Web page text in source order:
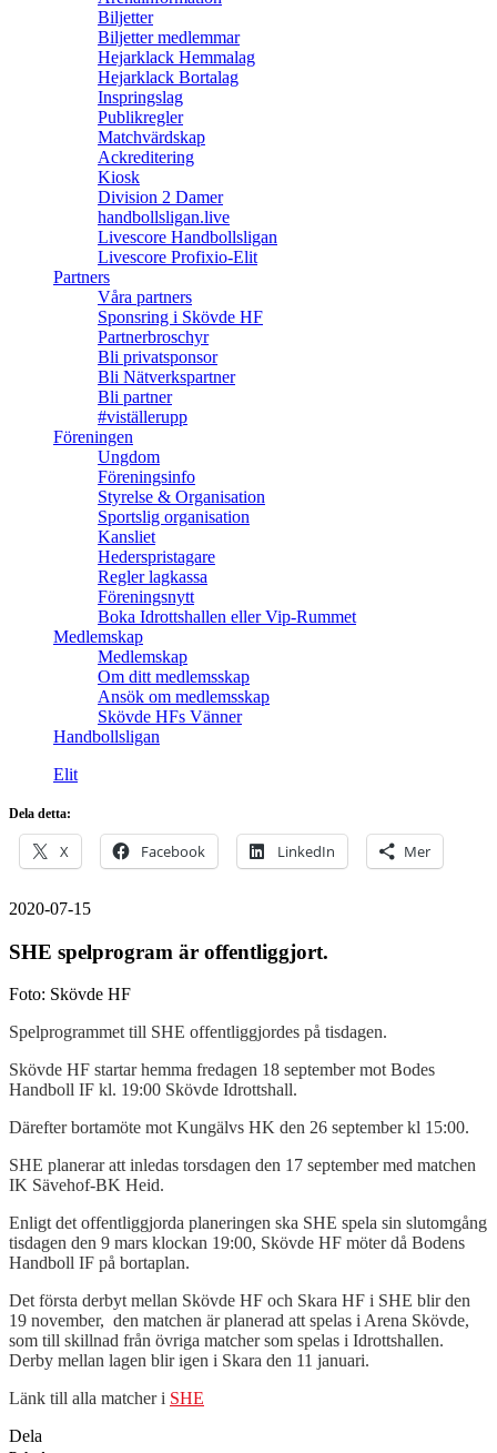
Biljetter
Biljetter medlemmar
Hejarklack Hemmalag
Hejarklack Bortalag
Inspringslag
Publikregler
Matchvärdskap
Ackreditering
Kiosk
Division 2 Damer
handbollsligan.live
Livescore Handbollsligan
Livescore Profixio-Elit
Partners
Våra partners
Sponsring i Skövde HF
Partnerbroschyr
Bli privatsponsor
Bli Nätverkspartner
Bli partner
#viställerupp
Föreningen
Ungdom
Föreningsinfo
Styrelse & Organisation
Sportslig organisation
Kansliet
Hederspristagare
Regler lagkassa
Föreningsnytt
Boka Idrottshallen eller Vip-Rummet
Medlemskap
Medlemskap
Om ditt medlemsskap
Ansök om medlemsskap
Skövde HFs Vänner
Handbollsligan
Elit
Dela detta:
X Facebook LinkedIn Mer
2020-07-15
SHE spelprogram är offentliggjort.
Foto: Skövde HF
Spelprogrammet till SHE offentliggjordes på tisdagen.
Skövde HF startar hemma fredagen 18 september mot Bodes
Handboll IF kl. 19:00 Skövde Idrottshall.
Därefter bortamöte mot Kungälvs HK den 26 september kl 15:00.
SHE planerar att inledas torsdagen den 17 september med matchen
IK Sävehof-BK Heid.
Enligt det offentliggjorda planeringen ska SHE spela sin slutomgång
tisdagen den 9 mars klockan 19:00, Skövde HF möter då Bodens
Handboll IF på bortaplan.
Det första derbyt mellan Skövde HF och Skara HF i SHE blir den
19 november, den matchen är planerad att spelas i Arena Skövde,
som till skillnad från övriga matcher som spelas i Idrottshallen.
Derby mellan lagen blir igen i Skara den 11 januari.
Länk till alla matcher i SHE
Dela